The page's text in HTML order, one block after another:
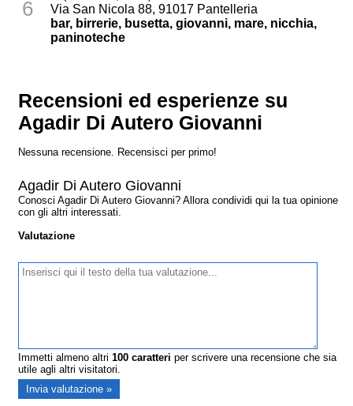
6
Via San Nicola 88, 91017 Pantelleria
bar, birrerie, busetta, giovanni, mare, nicchia,
paninoteche
Recensioni ed esperienze su
Agadir Di Autero Giovanni
Nessuna recensione. Recensisci per primo!
Agadir Di Autero Giovanni
Conosci Agadir Di Autero Giovanni? Allora condividi qui la tua opinione
con gli altri interessati.
Valutazione
Immetti almeno altri100 caratteri per scrivere una recensione che sia
utile agli altri visitatori.